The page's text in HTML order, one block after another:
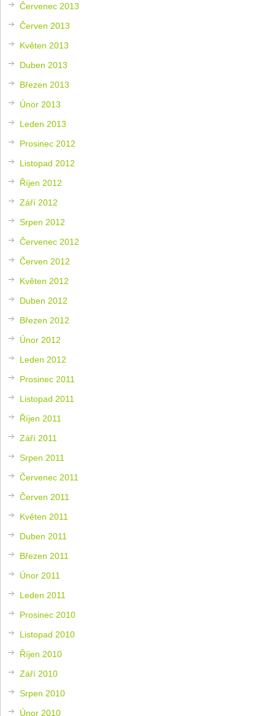
Červenec 2013
Červen 2013
Květen 2013
Duben 2013
Březen 2013
Únor 2013
Leden 2013
Prosinec 2012
Listopad 2012
Říjen 2012
Září 2012
Srpen 2012
Červenec 2012
Červen 2012
Květen 2012
Duben 2012
Březen 2012
Únor 2012
Leden 2012
Prosinec 2011
Listopad 2011
Říjen 2011
Září 2011
Srpen 2011
Červenec 2011
Červen 2011
Květen 2011
Duben 2011
Březen 2011
Únor 2011
Leden 2011
Prosinec 2010
Listopad 2010
Říjen 2010
Září 2010
Srpen 2010
Únor 2010